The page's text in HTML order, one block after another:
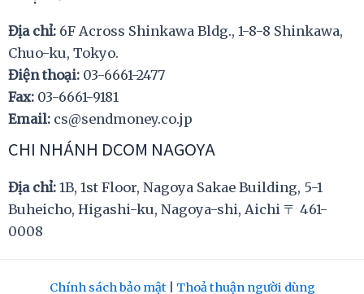
Địa chỉ: 6F Across Shinkawa Bldg., 1-8-8 Shinkawa,
Chuo-ku, Tokyo.
Điện thoại: 03-6661-2477
Fax: 03-6661-9181
Email: cs@sendmoney.co.jp
CHI NHÁNH DCOM NAGOYA
Địa chỉ: 1B, 1st Floor, Nagoya Sakae Building, 5-1
Buheicho, Higashi-ku, Nagoya-shi, Aichi 〒 461-
0008
Chính sách bảo mật| Thoả thuận người dùng